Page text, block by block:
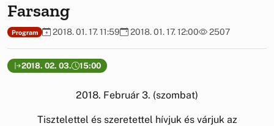
Farsang
Program 2018. 01. 17. 11:59 2018. 01. 17. 12:00 2507
2018. 02. 03. 15:00
2018. Február 3. (szombat)
Tisztelettel és szeretettel hívjuk és várjuk az